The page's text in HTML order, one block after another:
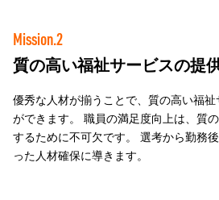
Mission.2
質の高い福祉サービスの提
優秀な人材が揃うことで、質の高い福
ができます。 職員の満足度向上は、質
するために不可欠です。 選考から勤務
った人材確保に導きます。